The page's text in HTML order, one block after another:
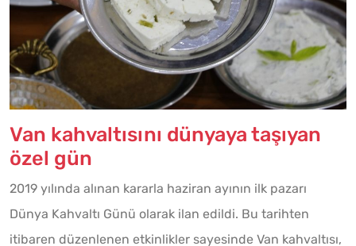
Van kahvaltısını dünyaya taşıyan
özel gün
2019 yılında alınan kararla haziran ayının ilk pazarı
Dünya Kahvaltı Günü olarak ilan edildi. Bu tarihten
itibaren düzenlenen etkinlikler sayesinde Van kahvaltısı,